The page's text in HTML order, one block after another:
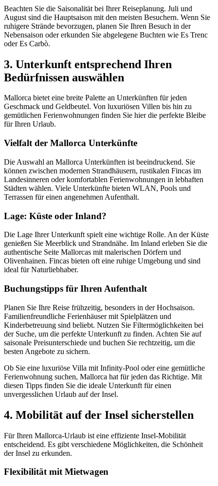
Beachten Sie die Saisonalität bei Ihrer Reiseplanung. Juli und
August sind die Hauptsaison mit den meisten Besuchern. Wenn Sie
ruhigere Strände bevorzugen, planen Sie Ihren Besuch in der
Nebensaison oder erkunden Sie abgelegene Buchten wie Es Trenc
oder Es Carbò.
3. Unterkunft entsprechend Ihren
Bedürfnissen auswählen
Mallorca bietet eine breite Palette an Unterkünften für jeden
Geschmack und Geldbeutel. Von luxuriösen Villen bis hin zu
gemütlichen Ferienwohnungen finden Sie hier die perfekte Bleibe
für Ihren Urlaub.
Vielfalt der Mallorca Unterkünfte
Die Auswahl an Mallorca Unterkünften ist beeindruckend. Sie
können zwischen modernen Strandhäusern, rustikalen Fincas im
Landesinneren oder komfortablen Ferienwohnungen in lebhaften
Städten wählen. Viele Unterkünfte bieten WLAN, Pools und
Terrassen für einen angenehmen Aufenthalt.
Lage: Küste oder Inland?
Die Lage Ihrer Unterkunft spielt eine wichtige Rolle. An der Küste
genießen Sie Meerblick und Strandnähe. Im Inland erleben Sie die
authentische Seite Mallorcas mit malerischen Dörfern und
Olivenhainen. Fincas bieten oft eine ruhige Umgebung und sind
ideal für Naturliebhaber.
Buchungstipps für Ihren Aufenthalt
Planen Sie Ihre Reise frühzeitig, besonders in der Hochsaison.
Familienfreundliche Ferienhäuser mit Spielplätzen und
Kinderbetreuung sind beliebt. Nutzen Sie Filtermöglichkeiten bei
der Suche, um die perfekte Unterkunft zu finden. Achten Sie auf
saisonale Preisunterschiede und buchen Sie rechtzeitig, um die
besten Angebote zu sichern.
Ob Sie eine luxuriöse Villa mit Infinity-Pool oder eine gemütliche
Ferienwohnung suchen, Mallorca hat für jeden das Richtige. Mit
diesen Tipps finden Sie die ideale Unterkunft für einen
unvergesslichen Urlaub auf der Insel.
4. Mobilität auf der Insel sicherstellen
Für Ihren Mallorca-Urlaub ist eine effiziente Insel-Mobilität
entscheidend. Es gibt verschiedene Möglichkeiten, die Schönheit
der Insel zu erkunden.
Flexibilität mit Mietwagen